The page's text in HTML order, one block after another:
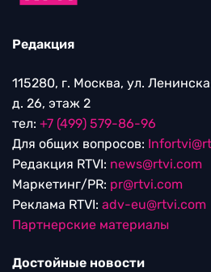
Редакция
115280, г. Москва, ул.
д. 26, этаж 2
тел: +7 (499) 579-86-96
Для общих вопросов:
Редакция RTVI: news@rtvi.com
Маркетинг/PR: pr@rtvi.com
Реклама RTVI: adv-eu@rtvi.com
Партнерские материалы
Достойные новости